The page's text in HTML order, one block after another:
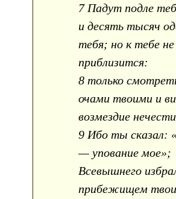
7 Падут подле
и десять тысяч
тебя; но к тебе не
приблизится:
8 только
очами твоими и
возмездие
9 Ибо ты сказал:
— упование мое»;
Всевышнего
прибежищем